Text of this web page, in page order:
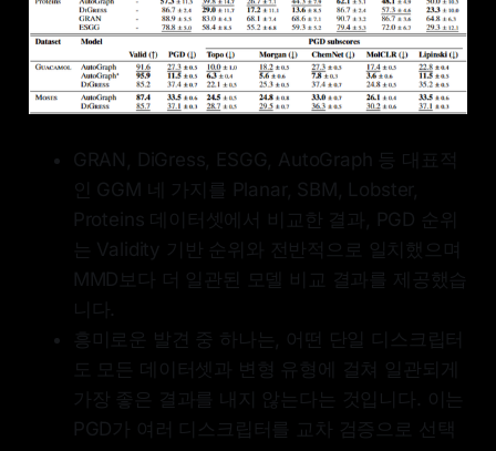
GRAN, DiGress, ESGG, AutoGraph 등 대표적
인 GGM 네 가지를 Planar, SBM, Lobster,
Proteins 데이터셋에서 비교한 결과, PGD 순위
는 Validity 기반 순위와 전반적으로 일치했으며
MMD보다 더 일관된 모델 비교 결과를 제공했습
니다.
흥미로운 발견 중 하나는, 어떤 단일 디스크립터
도 모든 데이터셋과 변형 유형에 걸쳐 일관되게
가장 좋은 결과를 내지 않는다는 것입니다. 이는
PGD가 여러 디스크립터를 교차 검증으로 선택